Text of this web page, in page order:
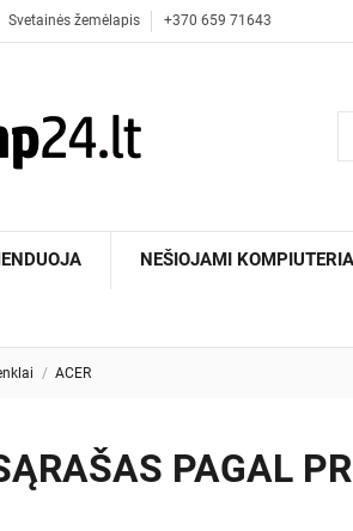
Svetainės žemėlapis +370 659 71643
NEŠIOJAMI KOMPIUTERIAI
ACER
PAGAL